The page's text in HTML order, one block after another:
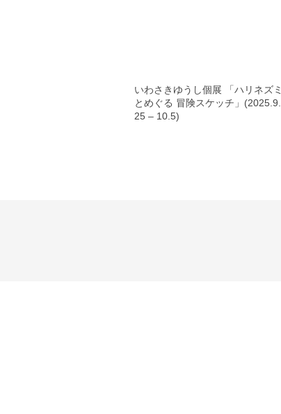
いわさきゆうし個展 「ハリネズミ
とめぐる 冒険スケッチ」(2025.9.
25 – 10.5)